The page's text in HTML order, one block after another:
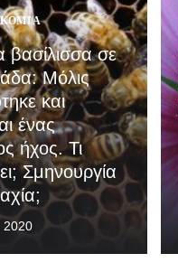
βασίλισσα σε
Μόλις
και
ένας
ήχος. Τι
Σμηνουργία
2020